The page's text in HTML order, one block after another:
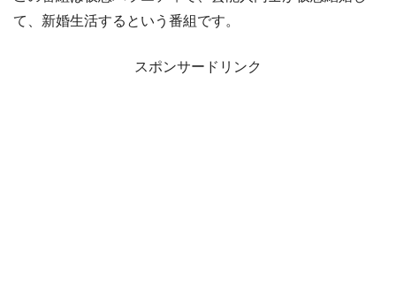
て、新婚生活するという番組です。
スポンサードリンク